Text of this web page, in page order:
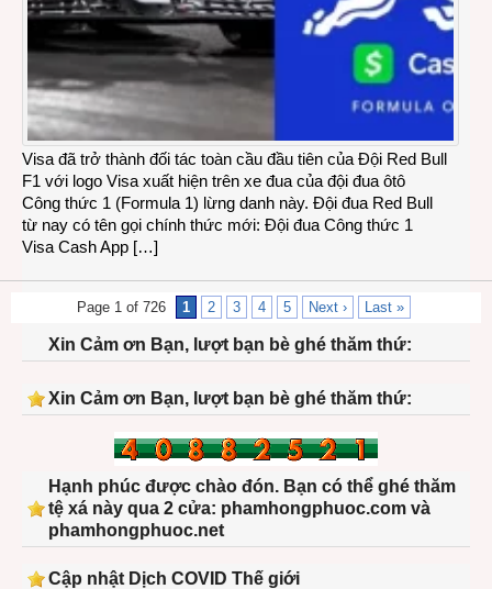
Visa đã trở thành đối tác toàn cầu đầu tiên của Đội Red Bull
F1 với logo Visa xuất hiện trên xe đua của đội đua ôtô
Công thức 1 (Formula 1) lừng danh này. Đội đua Red Bull
từ nay có tên gọi chính thức mới: Đội đua Công thức 1
Visa Cash App […]
Page 1 of 726 1 2 3 4 5 Next › Last »
Xin Cảm ơn Bạn, lượt bạn bè ghé thăm thứ:
Xin Cảm ơn Bạn, lượt bạn bè ghé thăm thứ:
Hạnh phúc được chào đón. Bạn có thể ghé thăm
tệ xá này qua 2 cửa: phamhongphuoc.com và
phamhongphuoc.net
Cập nhật Dịch COVID Thế giới